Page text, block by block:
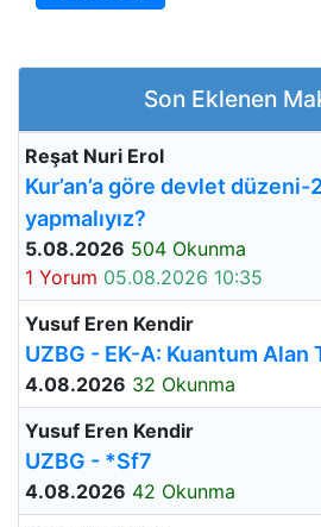
Son Eklenen
Reşat Nuri Erol
Kur’an’a göre devlet düzeni-
yapmalıyız?
5.08.2026 504 Okunma
1 Yorum 05.08.2026 10:35
Yusuf Eren Kendir
UZBG - EK-A: Kuantum Alan
4.08.2026 32 Okunma
Yusuf Eren Kendir
UZBG - *Sf7
4.08.2026 42 Okunma